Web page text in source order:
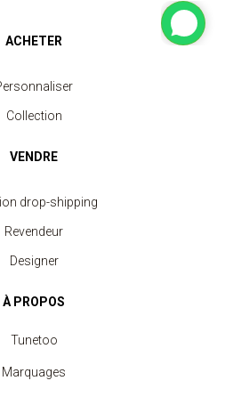
ACHETER
Collection
VENDRE
drop-shipping
Revendeur
Designer
À PROPOS
Tunetoo
Marquages